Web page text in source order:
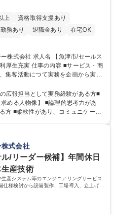
上
資格取得支援あり
務あり 退職金あり
在宅OK
魚津市/セールス
■サービス・商
集客活動につて実務を企画から実行
スキル・経験に応じて、以下の業務
、運営■広告、宣伝の企画と運営■
広報担当として実務経験がある方■
方 ■柔軟性があり、コミュニケーシ
式会社
/リーダー候補】年間休日
産技術
産システム等のエンジニアリングサービス
様検討から設備製作、工場導入、立上げま